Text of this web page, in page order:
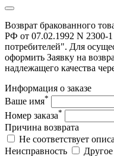
Возврат бракованного
РФ от 07.02.1992 N 2300-
потребителей". Для
оформить Заявку на
надлежащего качества
Информация о заказе
Ваше имя*
Номер заказа*
Причина возврата
Не соответствует
Неисправность
Другое